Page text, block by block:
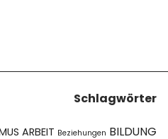
Schlagwörter
ARBEIT Beziehungen BILDUNG